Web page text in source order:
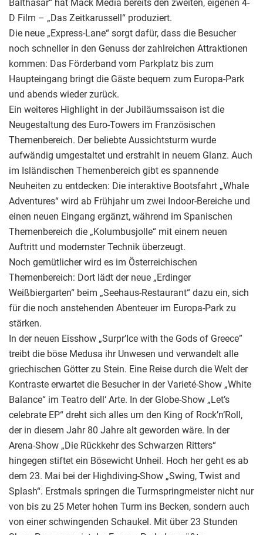
Balthasar“ hat Mack Media bereits den zweiten, eigenen 4-
D Film – „Das Zeitkarussell“ produziert.
Die neue „Express-Lane“ sorgt dafür, dass die Besucher
noch schneller in den Genuss der zahlreichen Attraktionen
kommen: Das Förderband vom Parkplatz bis zum
Haupteingang bringt die Gäste bequem zum Europa-Park
und abends wieder zurück.
Ein weiteres Highlight in der Jubiläumssaison ist die
Neugestaltung des Euro-Towers im Französischen
Themenbereich. Der beliebte Aussichtsturm wurde
aufwändig umgestaltet und erstrahlt in neuem Glanz. Auch
im Isländischen Themenbereich gibt es spannende
Neuheiten zu entdecken: Die interaktive Bootsfahrt „Whale
Adventures“ wird ab Frühjahr um zwei Indoor-Bereiche und
einen neuen Eingang ergänzt, während im Spanischen
Themenbereich die „Kolumbusjolle“ mit einem neuen
Auftritt und modernster Technik überzeugt.
Noch gemütlicher wird es im Österreichischen
Themenbereich: Dort lädt der neue „Erdinger
Weißbiergarten“ beim „Seehaus-Restaurant“ dazu ein, sich
für die noch anstehenden Abenteuer im Europa-Park zu
stärken.
In der neuen Eisshow „Surpr’Ice with the Gods of Greece”
treibt die böse Medusa ihr Unwesen und verwandelt alle
griechischen Götter zu Stein. Eine Reise durch die Welt der
Kontraste erwartet die Besucher in der Varieté-Show „White
Balance“ im Teatro dell‘ Arte. In der Globe-Show „Let’s
celebrate EP“ dreht sich alles um den King of Rock’n’Roll,
der in diesem Jahr 80 Jahre alt geworden wäre. In der
Arena-Show „Die Rückkehr des Schwarzen Ritters“
hingegen stiftet ein Bösewicht Unheil. Hoch her geht es ab
dem 23. Mai bei der Highdiving-Show „Swing, Twist and
Splash“. Erstmals springen die Turmspringmeister nicht nur
von bis zu 25 Meter hohen Turm ins Becken, sondern auch
von einer schwingenden Schaukel. Mit über 23 Stunden